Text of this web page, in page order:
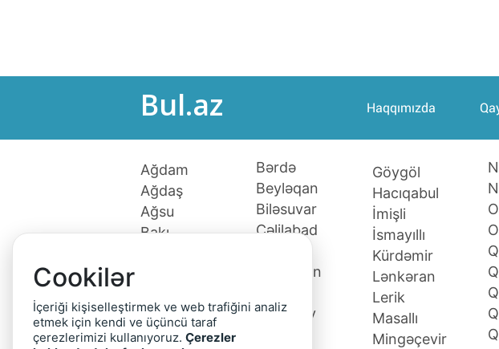
Bul.az Haqqımızda
Ağdam
Ağdaş
Ağsu
Bakı
Astara
Babək
Bərdə
Beyləqan
Biləsuvar
Cəlilabad
Daşkəsən
Gədəbəy
Göygöl
Hacıqabul
İmişli
İsmayıllı
Kürdəmir
Lənkəran
Lerik
Masallı
Mingəçevir
Cookilər
İçeriği kişiselleştirmek ve web trafiğini analiz
etmek için kendi ve üçüncü taraf
çerezlerimizi kullanıyoruz. Çerezler